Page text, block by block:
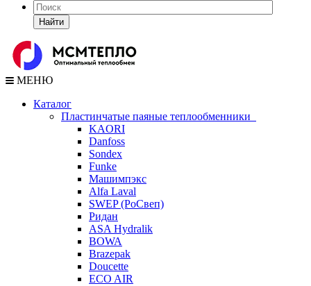
Найти
МЕНЮ
Каталог
Пластинчатые паяные теплообменники
KAORI
Danfoss
Sondex
Funke
Машимпэкс
Alfa Laval
SWEP (РоСвеп)
Ридан
ASA Hydralik
BOWA
Brazepak
Doucette
ECO AIR